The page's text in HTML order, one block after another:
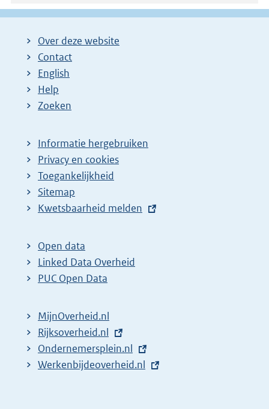
Over deze website
Contact
English
Help
Zoeken
Informatie hergebruiken
Privacy en cookies
Toegankelijkheid
Sitemap
E
t
e
r
l
i
n
k
Kwetsbaarheid melden
Open data
Linked Data Overheid
PUC Open Data
MijnOverheid.nl
E
x
t
Rijksoverheid.nl
E
x
Ondernemersplein.nl
E
Werkenbijdeoverheid.nl